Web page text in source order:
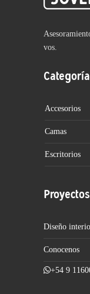
vos.
Accesorios
Camas
Escritorios
Diseño
Conocenos
+54 9